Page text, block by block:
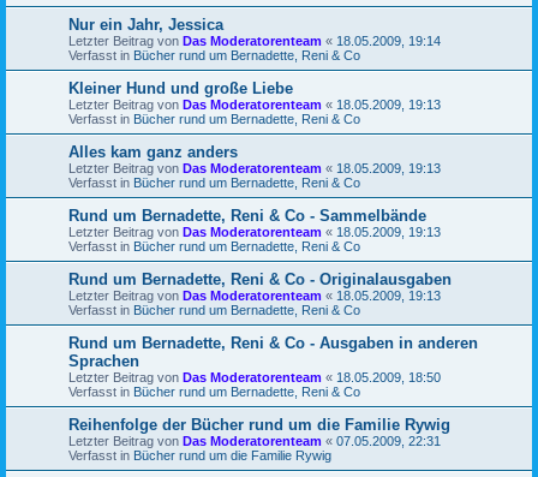
Nur ein Jahr, Jessica
Letzter Beitrag von Das Moderatorenteam « 18.05.2009, 19:14
Verfasst in Bücher rund um Bernadette, Reni & Co
Kleiner Hund und große Liebe
Letzter Beitrag von Das Moderatorenteam « 18.05.2009, 19:13
Verfasst in Bücher rund um Bernadette, Reni & Co
Alles kam ganz anders
Letzter Beitrag von Das Moderatorenteam « 18.05.2009, 19:13
Verfasst in Bücher rund um Bernadette, Reni & Co
Rund um Bernadette, Reni & Co - Sammelbände
Letzter Beitrag von Das Moderatorenteam « 18.05.2009, 19:13
Verfasst in Bücher rund um Bernadette, Reni & Co
Rund um Bernadette, Reni & Co - Originalausgaben
Letzter Beitrag von Das Moderatorenteam « 18.05.2009, 19:13
Verfasst in Bücher rund um Bernadette, Reni & Co
Rund um Bernadette, Reni & Co - Ausgaben in anderen
Sprachen
Letzter Beitrag von Das Moderatorenteam « 18.05.2009, 18:50
Verfasst in Bücher rund um Bernadette, Reni & Co
Reihenfolge der Bücher rund um die Familie Rywig
Letzter Beitrag von Das Moderatorenteam « 07.05.2009, 22:31
Verfasst in Bücher rund um die Familie Rywig